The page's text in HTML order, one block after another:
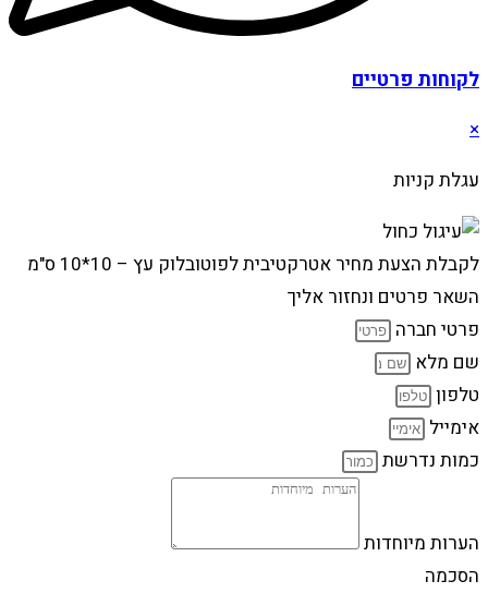
לקוחות פרטיים
×
עגלת קניות
לקבלת הצעת מחיר אטרקטיבית לפוטובלוק עץ – 10*10 ס"מ
השאר פרטים ונחזור אליך
פרטי חברה
שם מלא
טלפון
אימייל
כמות נדרשת
הערות מיוחדות
הסכמה